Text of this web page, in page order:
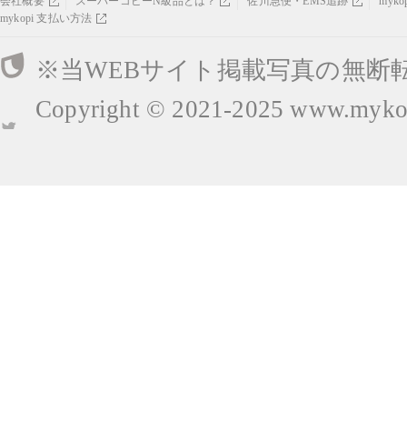
mykopi 支払い方法
※当WEBサイト掲載写真の無断
Copyright © 2021-2025